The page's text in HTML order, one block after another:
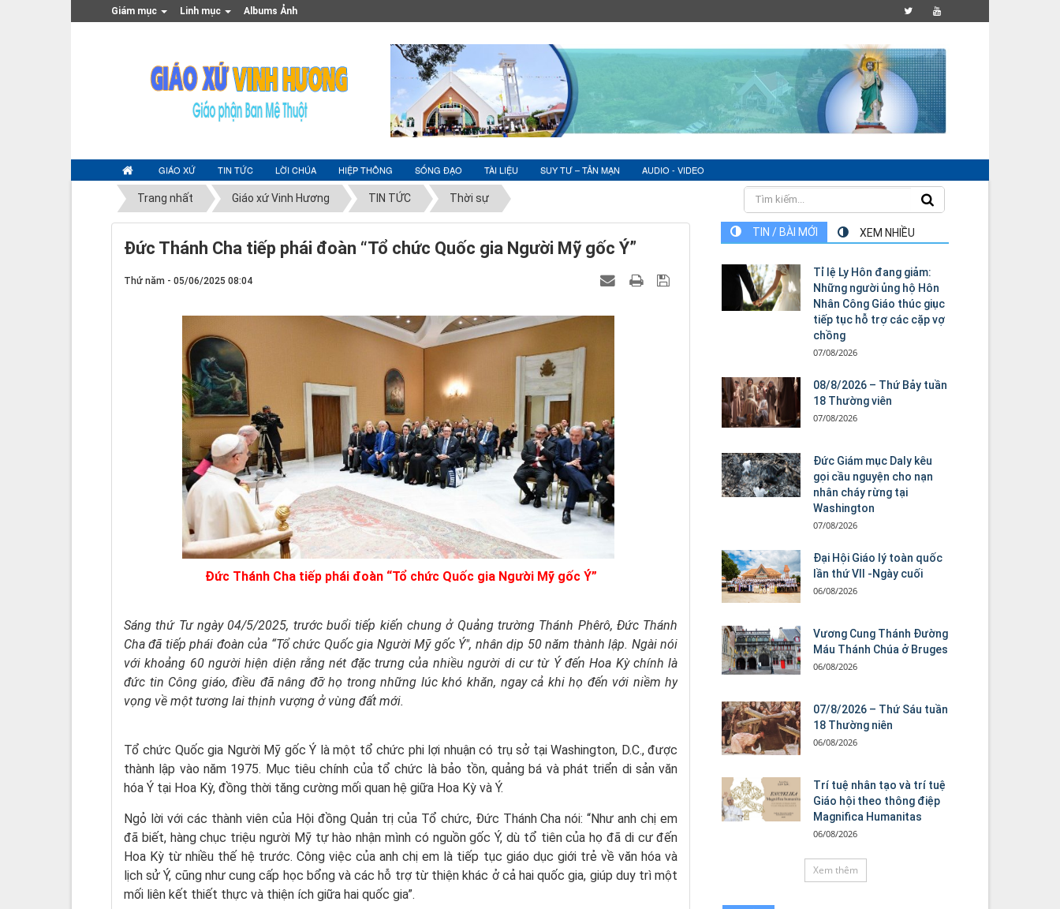
Giám mục Linh mục Albums Ảnh
GIÁO XỨ TIN TỨC LỜI CHÚA HIỆP THÔNG SỐNG ĐẠO TÀI LIỆU SUY TƯ – TẢN MẠN AUDIO - VIDEO
Trang nhất Giáo xứ Vinh Hương TIN TỨC Thời sự
Đức Thánh Cha tiếp phái đoàn “Tổ chức Quốc gia Người Mỹ gốc Ý”
Thứ năm - 05/06/2025 08:04
Đức Thánh Cha tiếp phái đoàn “Tổ chức Quốc gia Người Mỹ gốc Ý”
Sáng thứ Tư ngày 04/5/2025, trước buổi tiếp kiến chung ở Quảng trường Thánh Phêrô, Đức Thánh
Cha đã tiếp phái đoàn của “Tổ chức Quốc gia Người Mỹ gốc Ý", nhân dịp 50 năm thành lập. Ngài nói
với khoảng 60 người hiện diện rằng nét đặc trưng của nhiều người di cư từ Ý đến Hoa Kỳ chính là
đức tin Công giáo, điều đã nâng đỡ họ trong những lúc khó khăn, ngay cả khi họ đến với niềm hy
vọng về một tương lai thịnh vượng ở vùng đất mới.
Tổ chức Quốc gia Người Mỹ gốc Ý là một tổ chức phi lợi nhuận có trụ sở tại Washington, D.C., được
thành lập vào năm 1975. Mục tiêu chính của tổ chức là bảo tồn, quảng bá và phát triển di sản văn
hóa Ý tại Hoa Kỳ, đồng thời tăng cường mối quan hệ giữa Hoa Kỳ và Ý.
Ngỏ lời với các thành viên của Hội đồng Quản trị của Tổ chức, Đức Thánh Cha nói: “Như anh chị em
đã biết, hàng chục triệu người Mỹ tự hào nhận mình có nguồn gốc Ý, dù tổ tiên của họ đã di cư đến
Hoa Kỳ từ nhiều thế hệ trước. Công việc của anh chị em là tiếp tục giáo dục giới trẻ về văn hóa và
lịch sử Ý, cũng như cung cấp học bổng và các hỗ trợ từ thiện khác ở cả hai quốc gia, giúp duy trì một
mối liên kết thiết thực và thiện ích giữa hai quốc gia”.
TIN / BÀI MỚI XEM NHIỀU
Tỉ lệ Ly Hôn đang giảm:
Những người ủng hộ Hôn
Nhân Công Giáo thúc giục
tiếp tục hỗ trợ các cặp vợ
chồng
07/08/2026
08/8/2026 – Thứ Bảy tuần
18 Thường viên
07/08/2026
Đức Giám mục Daly kêu
gọi cầu nguyện cho nạn
nhân cháy rừng tại
Washington
07/08/2026
Đại Hội Giáo lý toàn quốc
lần thứ VII -Ngày cuối
06/08/2026
Vương Cung Thánh Ðường
Máu Thánh Chúa ở Bruges
06/08/2026
07/8/2026 – Thứ Sáu tuần
18 Thường niên
06/08/2026
Trí tuệ nhân tạo và trí tuệ
Giáo hội theo thông điệp
Magnifica Humanitas
06/08/2026
Xem thêm